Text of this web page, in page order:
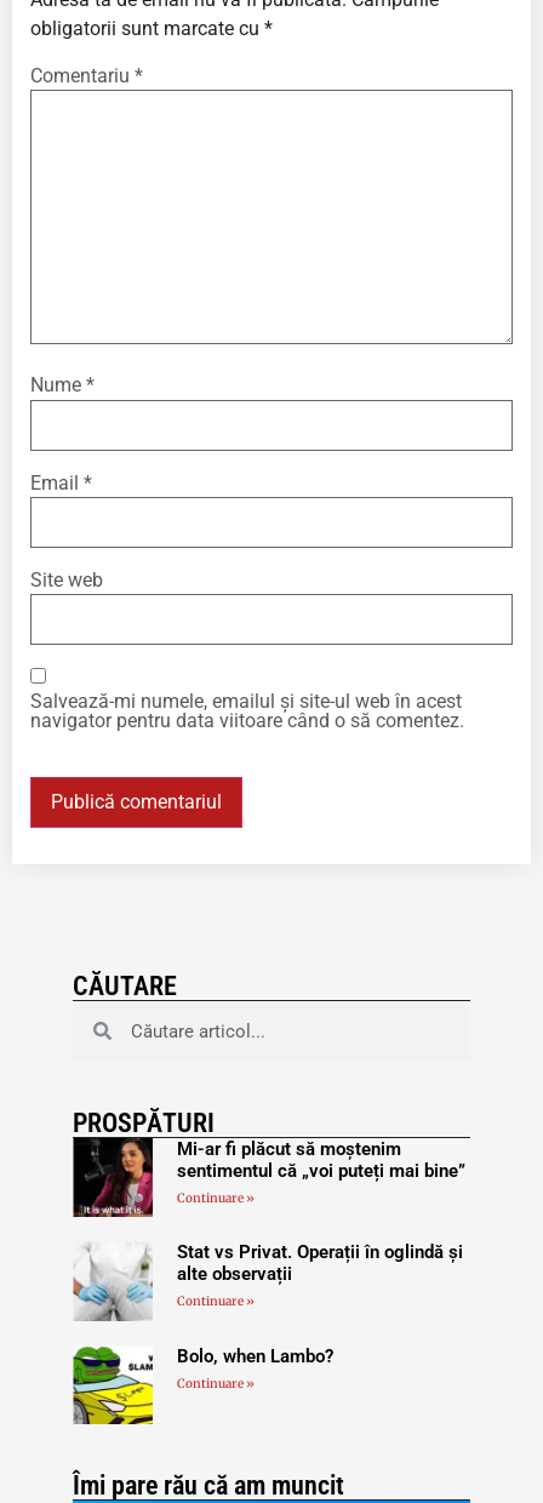
obligatorii sunt marcate cu *
Comentariu *
Nume *
Email *
Site web
Salvează-mi numele, emailul și site-ul web în acest
navigator pentru data viitoare când o să comentez.
CĂUTARE
PROSPĂTURI
Mi-ar fi plăcut să moștenim
sentimentul că „voi puteți mai bine”
Continuare »
Stat vs Privat. Operații în oglindă și
alte observații
Continuare »
Bolo, when Lambo?
Continuare »
Îmi pare rău că am muncit